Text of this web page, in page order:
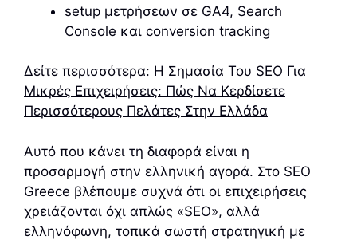
setup μετρήσεων σε GA4, Search
Console και conversion tracking
Δείτε περισσότερα: Η Σημασία Του SEO Για
Μικρές Επιχειρήσεις: Πώς Να Κερδίσετε
Περισσότερους Πελάτες Στην Ελλάδα
Αυτό που κάνει τη διαφορά είναι η
προσαρμογή στην ελληνική αγορά. Στο SEO
Greece βλέπουμε συχνά ότι οι επιχειρήσεις
χρειάζονται όχι απλώς «SEO», αλλά
ελληνόφωνη, τοπικά σωστή στρατηγική με